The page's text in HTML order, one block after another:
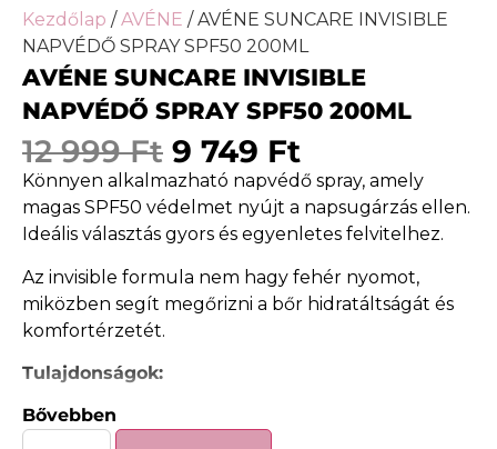
Kezdőlap /AVÉNE / AVÉNE SUNCARE INVISIBLE
NAPVÉDŐ SPRAY SPF50 200ML
AVÉNE SUNCARE INVISIBLE
NAPVÉDŐ SPRAY SPF50 200ML
12 999Ft 9 749 Ft
Könnyen alkalmazható napvédő spray, amely
magas SPF50 védelmet nyújt a napsugárzás ellen.
Ideális választás gyors és egyenletes felvitelhez.
Az invisible formula nem hagy fehér nyomot,
miközben segít megőrizni a bőr hidratáltságát és
komfortérzetét.
Tulajdonságok:
SPF50 magas védelem
Bővebben